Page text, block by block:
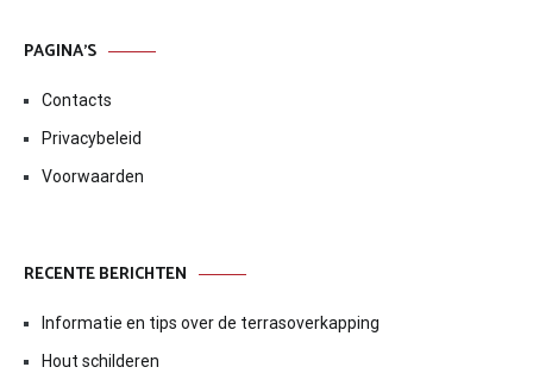
PAGINA’S
Contacts
Privacybeleid
Voorwaarden
RECENTE BERICHTEN
Informatie en tips over de terrasoverkapping
Hout schilderen